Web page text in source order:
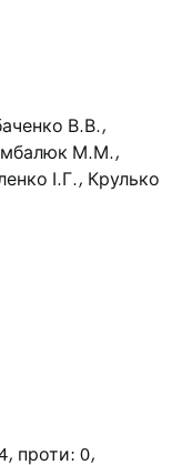
В.В.,
М.М.,
І.Г., Крулько
4, проти: 0,